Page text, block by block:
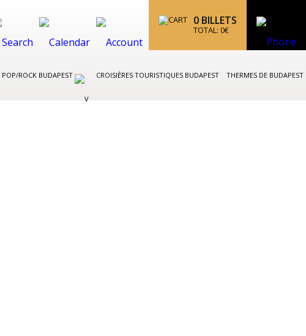
0 BILLETS
TOTAL: 0€
POP/ROCK BUDAPEST CROISIÈRES TOURISTIQUES BUDAPEST THERMES DE BUDAPEST